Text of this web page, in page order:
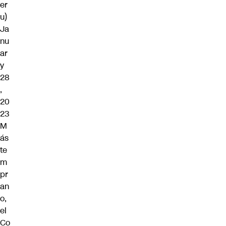
er
u)
Ja
nu
ar
y
28
,
20
23
M
ás
te
m
pr
an
o,
el
Co